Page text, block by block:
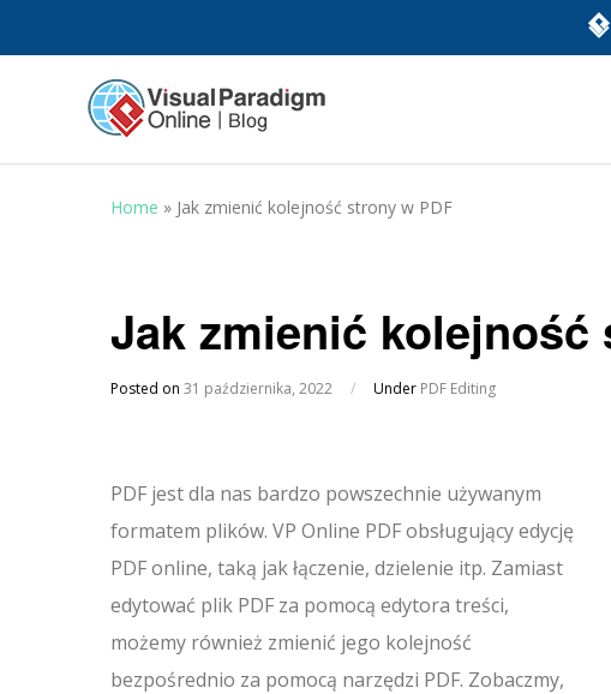
Home » Jak zmienić kolejność strony w PDF
Jak zmienić kolejność
Posted on 31 października, 2022 / Under PDF Editing
PDF jest dla nas bardzo powszechnie używanym
formatem plików. VP Online PDF obsługujący edycję
PDF online, taką jak łączenie, dzielenie itp. Zamiast
edytować plik PDF za pomocą edytora treści,
możemy również zmienić jego kolejność
bezpośrednio za pomocą narzędzi PDF. Zobaczmy,